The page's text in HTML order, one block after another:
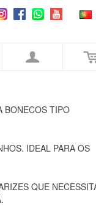
BONECOS TIPO
IDEAL PARA OS
QUE